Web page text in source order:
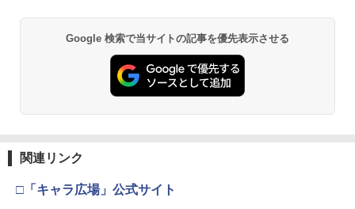
Google 検索で当サイトの記事を優先表示させる
関連リンク
□「キャラ広場」公式サイト